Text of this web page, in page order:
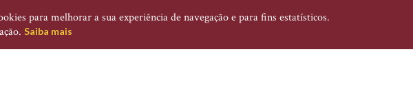
para melhorar a sua experiência de navegação e para fins estatísticos.
Saiba mais